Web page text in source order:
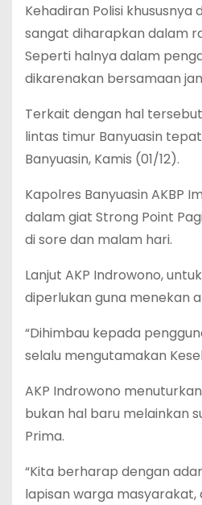
Kehadiran Polisi
sangat diharapkan dalam
Seperti halnya dalam
dikarenakan bersamaan
Terkait dengan hal
lintas timur Banyuasin
Banyuasin, Kamis (01/12).
Kapolres Banyuasin AKBP
dalam giat Strong Point
di sore dan malam hari.
Lanjut AKP Indrowono,
diperlukan guna menekan
“Dihimbau kepada
selalu mengutamakan
AKP Indrowono
bukan hal baru melainkan
Prima.
“Kita berharap dengan
lapisan warga